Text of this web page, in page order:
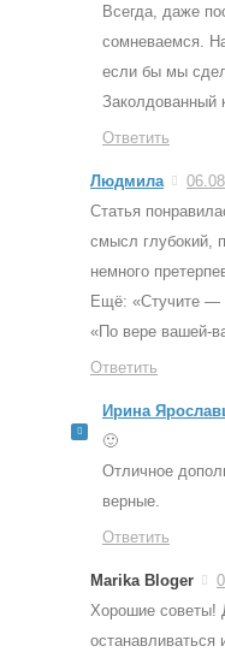
Всегда, даже
сомневаемся.
если бы мы
Заколдованный
Ответить
Людмила
Статья
смысл глубокий,
немного
Ещё: «Стучите —
«По вере вашей-
Ответить
Ирина
🙂
Отличное
верные.
Ответить
Marika Bloger
Хорошие советы!
останавливаться